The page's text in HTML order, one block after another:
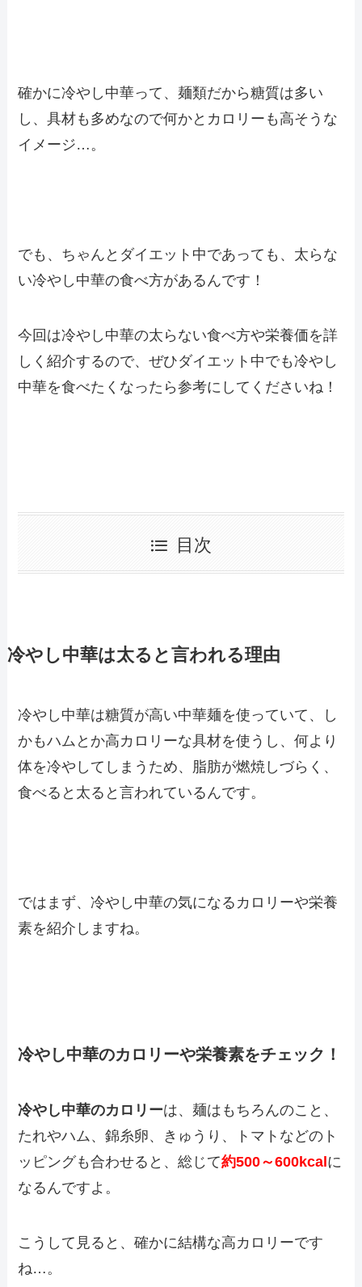
確かに冷やし中華って、麺類だから糖質は多い
し、具材も多めなので何かとカロリーも高そうな
イメージ…。
でも、ちゃんとダイエット中であっても、太らな
い冷やし中華の食べ方があるんです！
今回は冷やし中華の太らない食べ方や栄養価を詳
しく紹介するので、ぜひダイエット中でも冷やし
中華を食べたくなったら参考にしてくださいね！
目次
冷やし中華は太ると言われる理由
冷やし中華は糖質が高い中華麺を使っていて、し
かもハムとか高カロリーな具材を使うし、何より
体を冷やしてしまうため、脂肪が燃焼しづらく、
食べると太ると言われているんです。
ではまず、冷やし中華の気になるカロリーや栄養
素を紹介しますね。
冷やし中華のカロリーや栄養素をチェック！
冷やし中華のカロリーは、麺はもちろんのこと、
たれやハム、錦糸卵、きゅうり、トマトなどのト
ッピングも合わせると、総じて約500～600kcalに
なるんですよ。
こうして見ると、確かに結構な高カロリーです
ね…。